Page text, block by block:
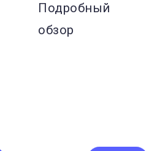
Подробный
обзор